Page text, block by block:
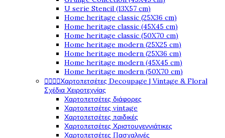
U serie Stencil (13X57 cm)
Home heritage classic (25X36 cm)
Home heritage classic (45X45 cm)
Home heritage classic (50X70 cm)
Home heritage modern (25X25 cm)
Home heritage modern (25X36 cm)
Home heritage modern (45X45 cm)
Home heritage modern (50X70 cm)
Χαρτοπετσέτες Decoupage | Vintage & Floral
Σχέδια Χειροτεχνίας
Χαρτοπετσέτες διάφορες
Χαρτοπετσέτες vintage
Χαρτοπετσέτες παιδικές
Χαρτοπετσέτες Χριστουγεννιάτικες
Χαρτοπετσέτες Πασχαλινές